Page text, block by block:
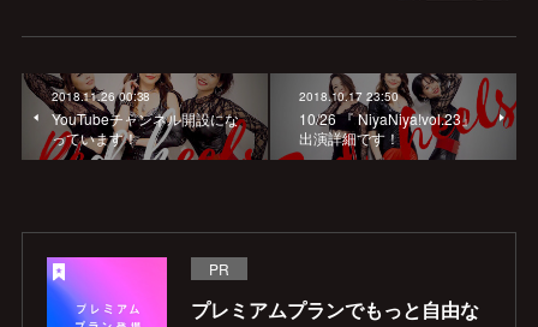
2018.11.26 00:38
YouTubeチャンネル開設にな
っています！
2018.10.17 23:50
10/26 『 NiyaNiya!vol.23』
出演詳細です！
PR
プレミアムプランでもっと自由な